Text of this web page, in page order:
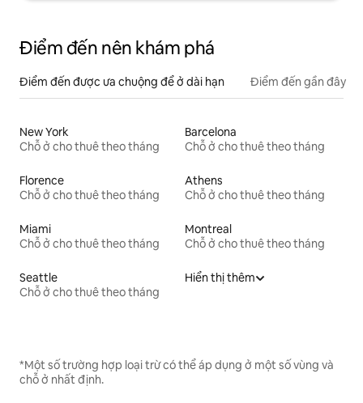
Điểm đến nên khám phá
Điểm đến được ưa chuộng để ở dài hạn Điểm đến gần đây
New York
Chỗ ở cho thuê theo tháng
Barcelona
Chỗ ở cho thuê theo tháng
Florence
Chỗ ở cho thuê theo tháng
Athens
Chỗ ở cho thuê theo tháng
Miami
Chỗ ở cho thuê theo tháng
Montreal
Chỗ ở cho thuê theo tháng
Seattle
Chỗ ở cho thuê theo tháng
Hiển thị thêm
*Một số trường hợp loại trừ có thể áp dụng ở một số vùng và
chỗ ở nhất định.